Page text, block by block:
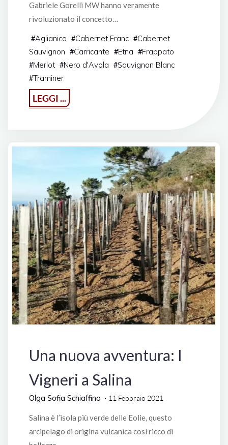
Gabriele Gorelli MW hanno veramente
rivoluzionato il concetto…
#Aglianico #Cabernet Franc #Cabernet
Sauvignon #Carricante #Etna #Frappato
#Merlot #Nero d'Avola #Sauvignon Blanc
#Traminer
LEGGI ...
un
comunicare
il
vino"
Una nuova avventura: I
Vigneri a Salina
Olga Sofia Schiaffino 11 Febbraio 2021
Salina è l’isola più verde delle Eolie, questo
arcipelago di origina vulcanica così ricco di